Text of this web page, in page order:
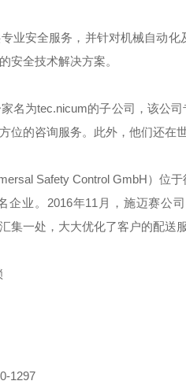
业安全服务，并针对机械自动
安全技术解决方案。
名为tec.nicum的子公司，该公
位的咨询服务。此外，他们还在
Safety Control GmbH）位
企业。2016年11月，施迈赛公
集一处，大大优化了客户的配送服
1297